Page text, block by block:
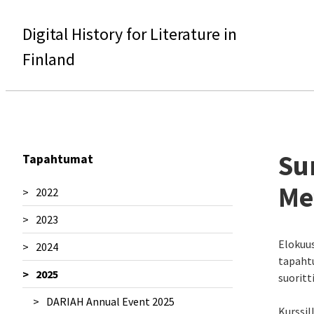
Digital History for Literature in
Finland
Tapahtumat
2022
Sanomalehtisymposiumi 2022
Seminaari: Kirjallisuushistorian
uudistuvat metodit
2023
Esittely Unlocking the Past in the
Digital Age -seminaarissa
Kirjallisuudentutkimuksen päivät
4.-5.5.2023
2024
1800-luvun tutkimuksen verkoston 14.
vuosikonferenssi
2025
DARIAH Annual Event 2025